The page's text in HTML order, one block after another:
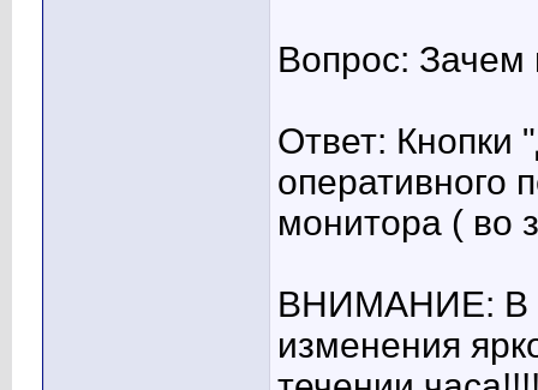
Вопрос: Зачем
Ответ: Кнопки
оперативного
монитора ( во
ВНИМАНИЕ: В
изменения